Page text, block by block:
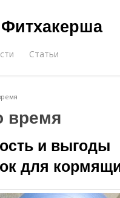
Фитхакерша
Статьи
время
и выгоды
для